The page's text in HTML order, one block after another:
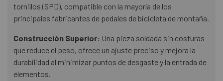
tornillos (SPD), compatible con la mayoría de los
principales fabricantes de pedales de bicicleta de montaña.
Construcción Superior: Una pieza soldada sin costuras
que reduce el peso, ofrece un ajuste preciso y mejora la
durabilidad al minimizar puntos de desgaste y la entrada de
elementos.